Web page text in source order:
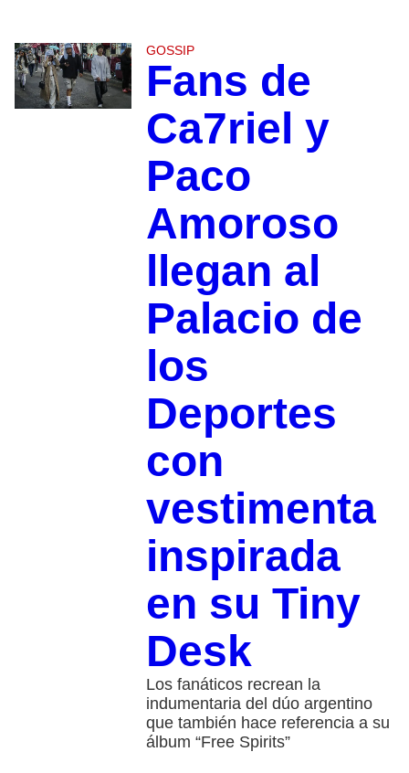
GOSSIP
Fans de
Ca7riel y
Paco
Amoroso
llegan al
Palacio de
los
Deportes
con
vestimenta
inspirada
en su Tiny
Desk
Los fanáticos recrean la
indumentaria del dúo argentino
que también hace referencia a su
álbum “Free Spirits”